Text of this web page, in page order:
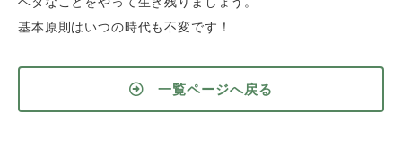
基本原則はいつの時代も不変です！
一覧ページへ戻る